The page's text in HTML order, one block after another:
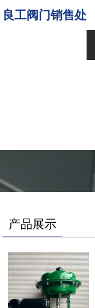
良工阀门销售处
产品展示